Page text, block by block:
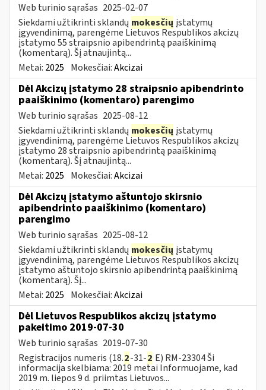
Web turinio sąrašas 2025-02-07
Siekdami užtikrinti sklandų mokesčių įstatymų
įgyvendinimą, parengėme Lietuvos Respublikos akcizų
įstatymo 55 straipsnio apibendrintą paaiškinimą
(komentarą). Šį atnaujintą...
Metai: 2025 Mokesčiai:Akcizai
Dėl Akcizų įstatymo 28 straipsnio apibendrinto
paaiškinimo (komentaro) parengimo
Web turinio sąrašas 2025-08-12
Siekdami užtikrinti sklandų mokesčių įstatymų
įgyvendinimą, parengėme Lietuvos Respublikos akcizų
įstatymo 28 straipsnio apibendrintą paaiškinimą
(komentarą). Šį atnaujintą...
Metai: 2025 Mokesčiai:Akcizai
Dėl Akcizų įstatymo aštuntojo skirsnio
apibendrinto paaiškinimo (komentaro)
parengimo
Web turinio sąrašas 2025-08-12
Siekdami užtikrinti sklandų mokesčių įstatymų
įgyvendinimą, parengėme Lietuvos Respublikos akcizų
įstatymo aštuntojo skirsnio apibendrintą paaiškinimą
(komentarą). Šį...
Metai: 2025 Mokesčiai:Akcizai
Dėl Lietuvos Respublikos akcizų įstatymo
pakeitimo 2019-07-30
Web turinio sąrašas 2019-07-30
Registracijos numeris (18.2-31-2 E) RM-23304 Ši
informacija skelbiama: 2019 metai Informuojame, kad
2019 m. liepos 9 d. priimtas Lietuvos...